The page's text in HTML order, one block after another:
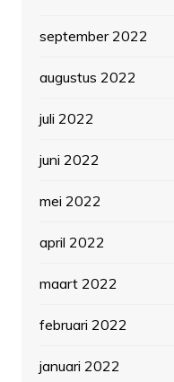
september 2022
augustus 2022
juli 2022
juni 2022
mei 2022
april 2022
maart 2022
februari 2022
januari 2022